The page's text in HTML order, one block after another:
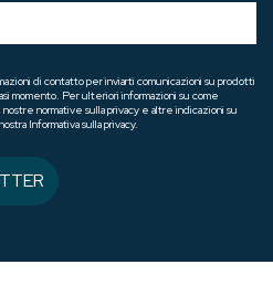
di contatto per inviarti comunicazioni su prodotti
momento. Per ulteriori informazioni su come
normative sulla privacy e altre indicazioni su
Informativa sulla privacy.